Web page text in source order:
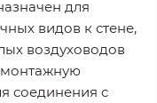
для
видов к стене,
воздуховодов
монтажную
соединения с